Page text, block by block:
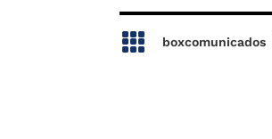
 boxcomunicados